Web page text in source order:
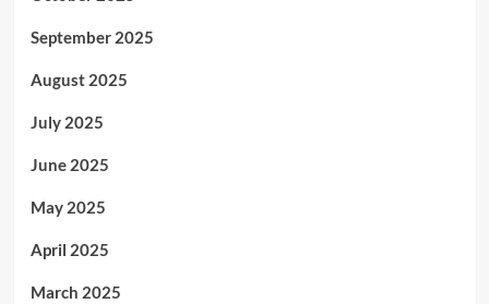
September 2025
August 2025
July 2025
June 2025
May 2025
April 2025
March 2025